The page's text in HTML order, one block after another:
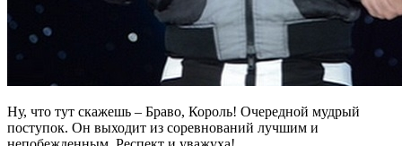
Ну, что тут скажешь – Браво, Король! Очередной мудрый
поступок. Он выходит из соревнований лучшим и